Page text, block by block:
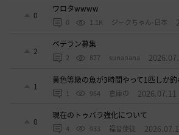
0
ワロタwwww
0 1.1K ジークちゃん-日本
2
ベテラン募集
2 877 sunanana
1
黄色等級の魚が3時間やって1匹しか釣
1 964 倉庫の 2026.07.11
0
現在のトゥバラ強化について
4 933 福音使徒